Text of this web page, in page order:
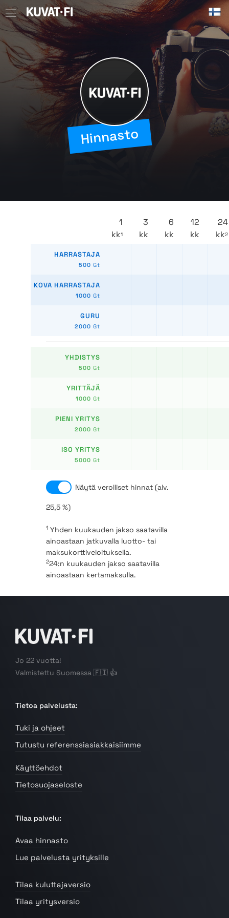
Hyppää sisältöön
Hinnasto
1
kk1
3
kk
6
kk
12
kk
24
kk2
HARRASTAJA
500 Gt
KOVA HARRASTAJA
1000 Gt
GURU
2000 Gt
YHDISTYS
500 Gt
YRITTÄJÄ
1000 Gt
PIENI YRITYS
2000 Gt
ISO YRITYS
5000 Gt
Näytä verolliset hinnat (alv.
25,5 %)
1 Yhden kuukauden jakso saatavilla
ainoastaan jatkuvalla luotto- tai
maksukorttiveloituksella.
224:n kuukauden jakso saatavilla
ainoastaan kertamaksulla.
Jo 22 vuotta!
Valmistettu Suomessa 🇫🇮 👍
Tietoa palvelusta:
Tuki ja ohjeet
Tutustu referenssiasiakkaisiimme
Käyttöehdot
Tietosuojaseloste
Tilaa palvelu:
Avaa hinnasto
Lue palvelusta yrityksille
Tilaa kuluttajaversio
Tilaa yritysversio